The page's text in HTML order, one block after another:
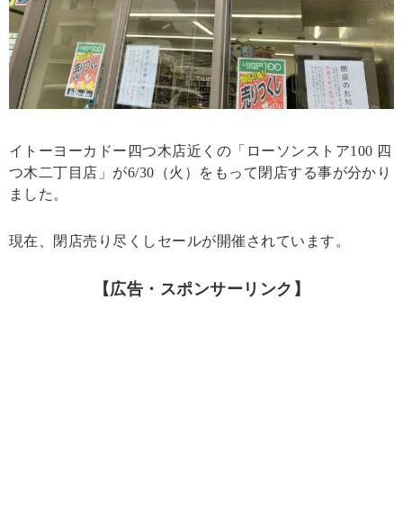
イトーヨーカドー四つ木店近くの「ローソンストア100 四
つ木二丁目店」が6/30（火）をもって閉店する事が分かり
ました。
現在、閉店売り尽くしセールが開催されています。
【広告・スポンサーリンク】